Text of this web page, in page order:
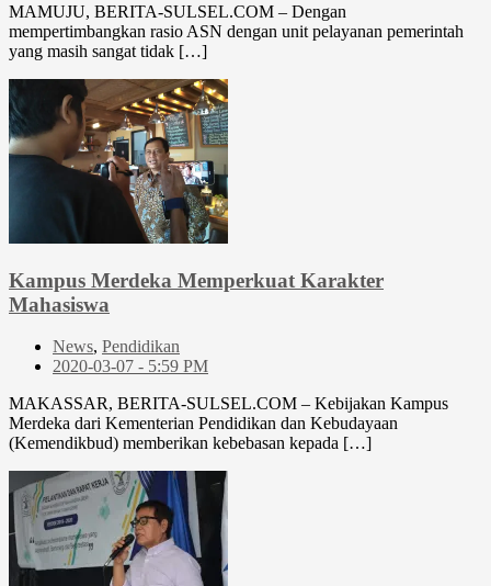
MAMUJU, BERITA-SULSEL.COM – Dengan
mempertimbangkan rasio ASN dengan unit pelayanan pemerintah
yang masih sangat tidak […]
Kampus Merdeka Memperkuat Karakter
Mahasiswa
News, Pendidikan
2020-03-07 - 5:59 PM
MAKASSAR, BERITA-SULSEL.COM – Kebijakan Kampus
Merdeka dari Kementerian Pendidikan dan Kebudayaan
(Kemendikbud) memberikan kebebasan kepada […]